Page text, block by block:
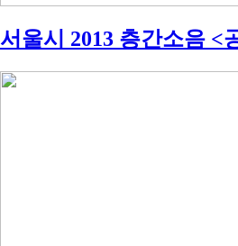
서울시 2013 층간소음 <